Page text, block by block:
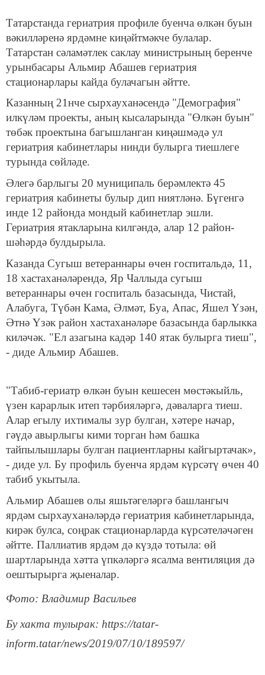
Татарстанда гериатрия профиле буенча өлкән буын
вәкилләренә ярдәмне киңәйтмәкче булалар.
Татарстан сәламәтлек саклау министрының беренче
урынбасары Альмир Абашев гериатрия
стационарлары кайда булачагын әйтте.
Казанның 21нче сырхауханәсендә "Демография"
илкүләм проекты, аның кысаларында "Өлкән буын"
төбәк проектына багышланган киңәшмәдә ул
гериатрия кабинетлары нинди булырга тиешлеге
турында сөйләде.
Әлегә барлыгы 20 муниципаль берәмлектә 45
гериатрия кабинеты булыр дип ниятләнә. Бүгенгә
инде 12 районда мондый кабинетлар эшли.
Гериатрия ятакларына килгәндә, алар 12 район-
шәһәрдә булдырыла.
Казанда Сугыш ветераннары өчен госпитальдә, 11,
18 хастаханәләрендә, Яр Чаллыда сугыш
ветераннары өчен госпиталь базасында, Чистай,
Алабуга, Түбән Кама, Әлмәт, Буа, Апас, Яшел Үзән,
Әтнә Үзәк район хастаханәләре базасында барлыкка
киләчәк. "Ел азагына кадәр 140 ятак булырга тиеш",
- диде Альмир Абашев.
"Табиб-гериатр өлкән буын кешесен мөстәкыйль,
үзен карарлык итеп тәрбияләргә, дәваларга тиеш.
Алар егылу ихтималы зур булган, хәтере начар,
гәүдә авырлыгы кими торган һәм башка
тайпылышлары булган пациентларны кайгыртачак»,
- диде ул. Бу профиль буенча ярдәм күрсәтү өчен 40
табиб укытыла.
Альмир Абашев олы яшьтәгеләргә башлангыч
ярдәм сырхауханәләрдә гериатрия кабинетларында,
кирәк булса, соңрак стационарларда күрсәтеләчәген
әйтте. Паллиатив ярдәм дә күздә тотыла: өй
шартларында хәтта үпкәләргә ясалма вентиляция дә
оештырырга җыеналар.
Фото: Владимир Васильев
Бу хакта тулырак: https://tatar-
inform.tatar/news/2019/07/10/189597/